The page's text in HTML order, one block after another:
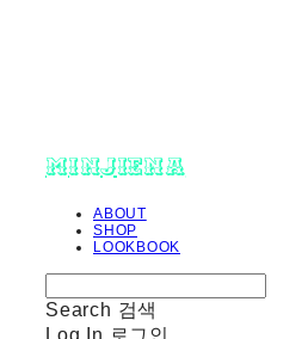
minjiena
ABOUT
SHOP
LOOKBOOK
Search 검색
Log In 로그인